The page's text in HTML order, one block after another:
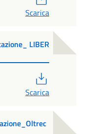
Scarica
LIBER
Scarica